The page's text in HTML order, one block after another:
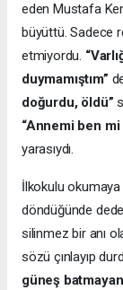
eden Mustafa
büyüttü. Sadece
etmiyordu.
duymamıştım”
doğurdu, öldü”
“Annemi ben
yarasıydı.
İlkokulu okumaya
döndüğünde
silinmez bir anı
sözü çınlayıp
güneş